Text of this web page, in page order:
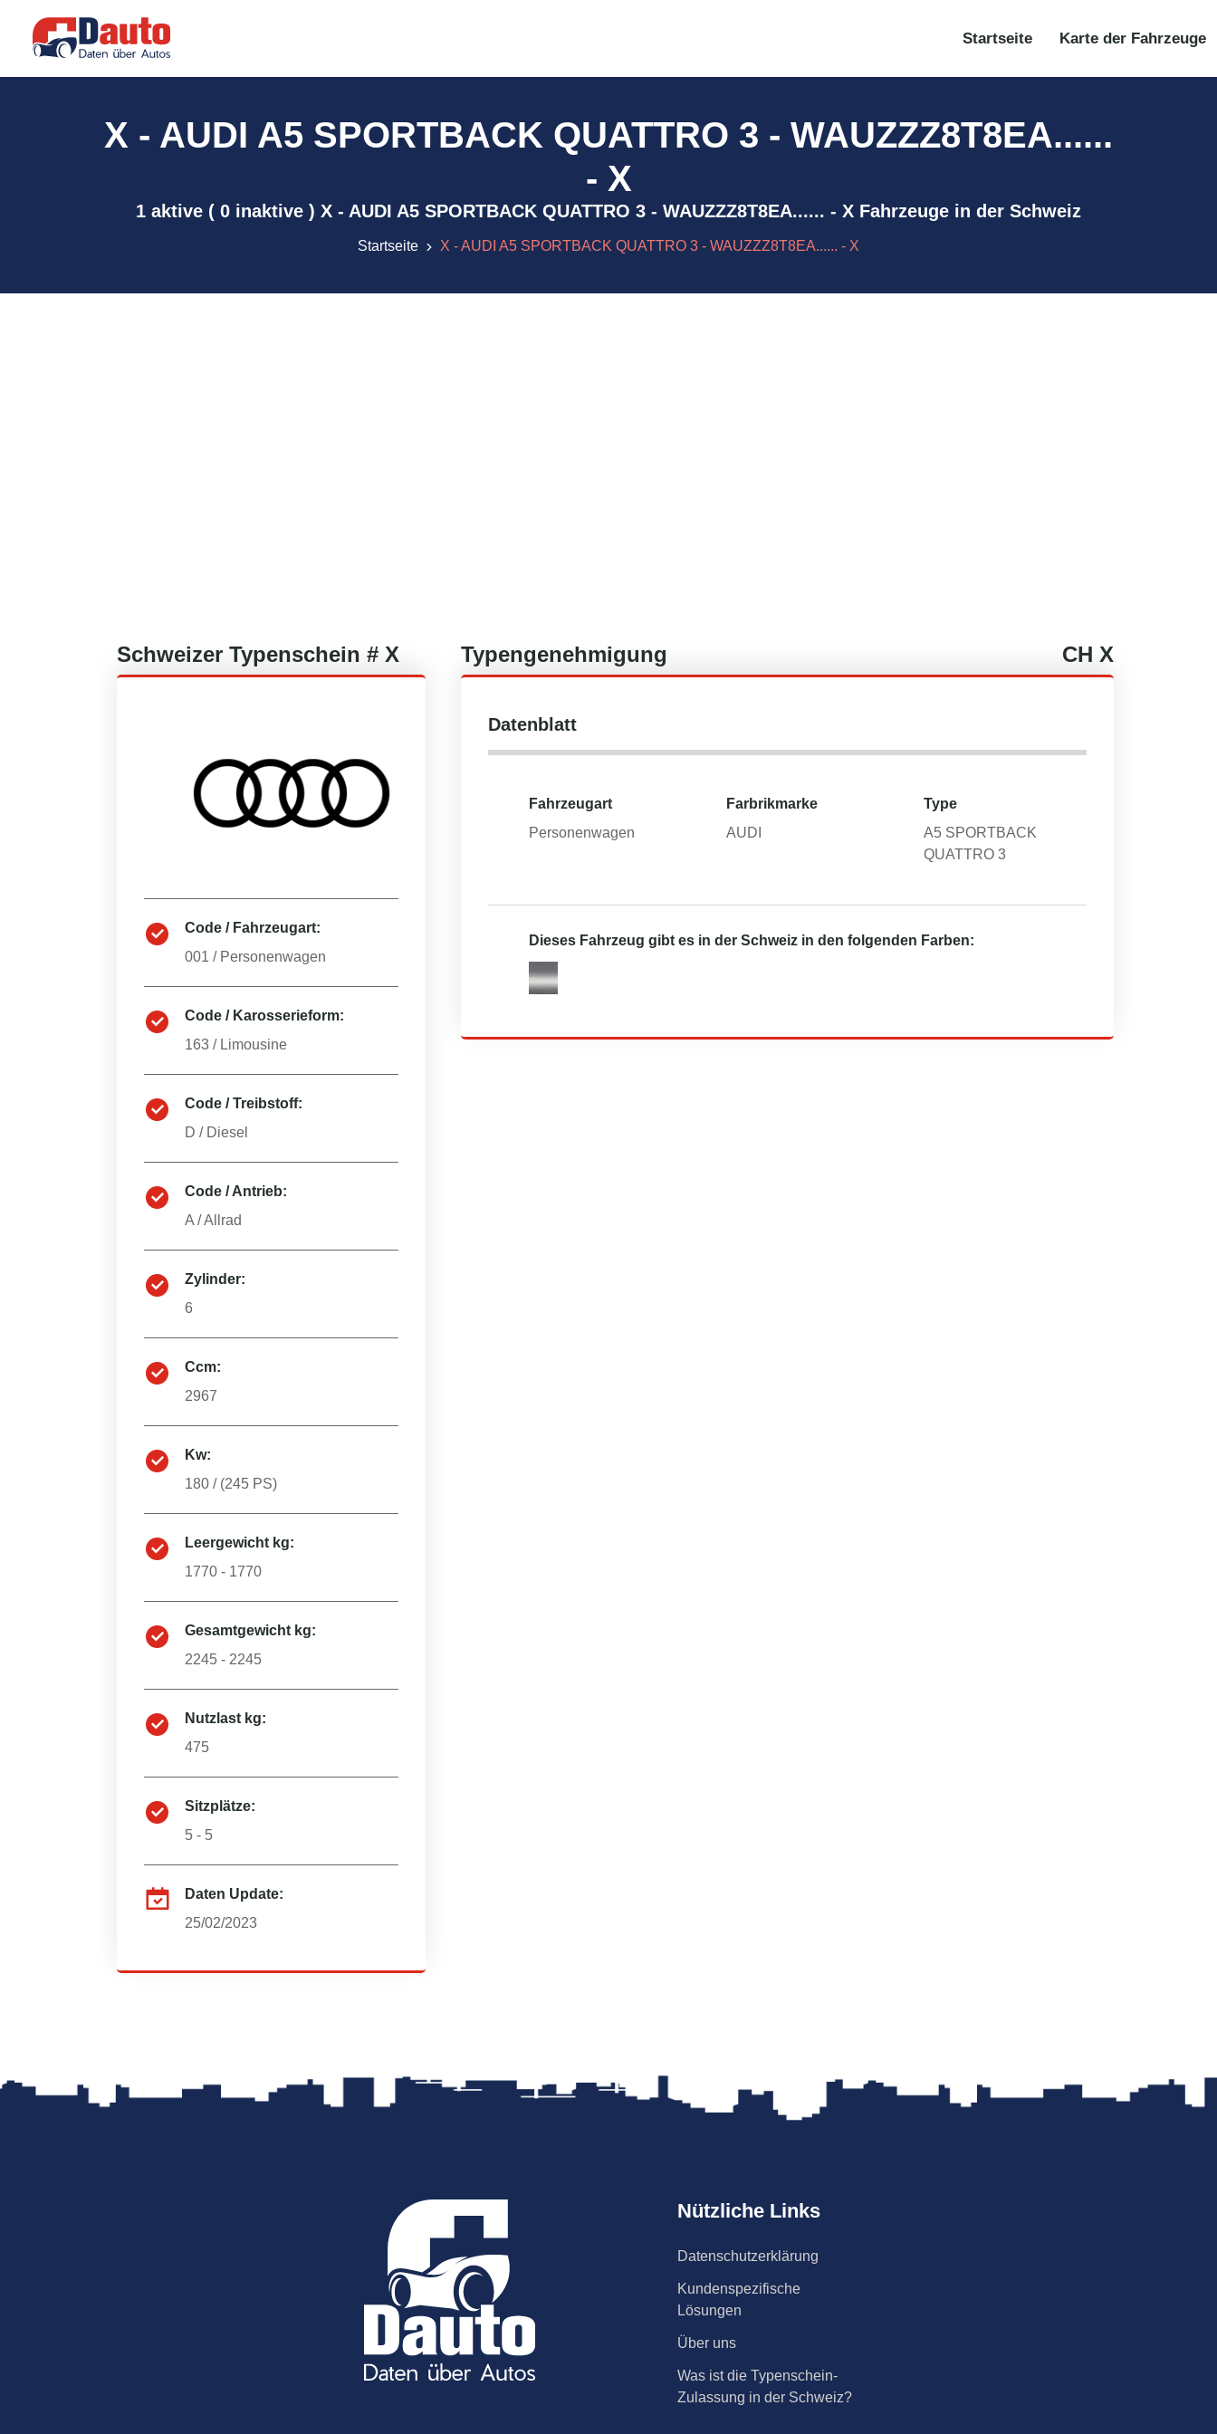
Startseite Karte der Fahrzeuge
X - AUDI A5 SPORTBACK QUATTRO 3 - WAUZZZ8T8EA......
- X
1 aktive ( 0 inaktive ) X - AUDI A5 SPORTBACK QUATTRO 3 - WAUZZZ8T8EA...... - X Fahrzeuge in der Schweiz
Startseite X - AUDI A5 SPORTBACK QUATTRO 3 - WAUZZZ8T8EA...... - X
Schweizer Typenschein # X
Code / Fahrzeugart:
001 / Personenwagen
Code / Karosserieform:
163 / Limousine
Code / Treibstoff:
D / Diesel
Code / Antrieb:
A /Allrad
Zylinder:
6
Ccm:
2967
Kw:
180 / (245 PS)
Leergewicht kg:
1770 - 1770
Gesamtgewicht kg:
2245 - 2245
Nutzlast kg:
475
Sitzplätze:
5 - 5
Daten Update:
25/02/2023
Typengenehmigung CH X
Datenblatt
Fahrzeugart
Personenwagen
Farbrikmarke
AUDI
Type
A5 SPORTBACK
QUATTRO 3
Dieses Fahrzeug gibt es in der Schweiz in den folgenden Farben:
Nützliche Links
Datenschutzerklärung
Kundenspezifische
Lösungen
Über uns
Was ist die Typenschein-
Zulassung in der Schweiz?